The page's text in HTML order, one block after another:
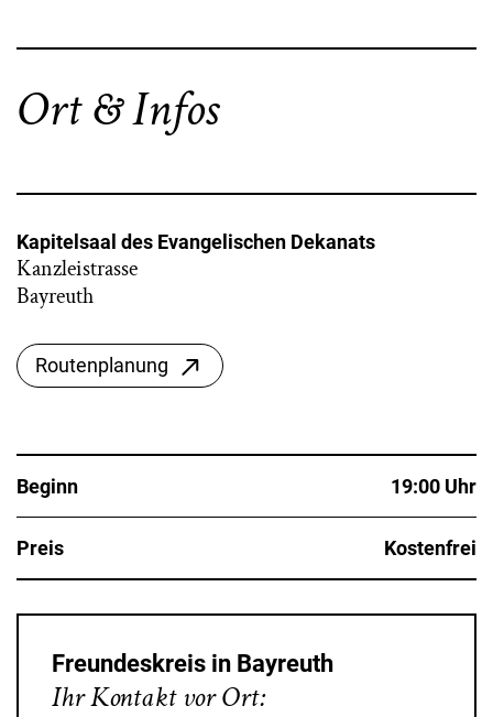
Ort & Infos
Kapitelsaal des Evangelischen Dekanats
Kanzleistrasse
Bayreuth
Routenplanung
Beginn 19:00 Uhr
Preis Kostenfrei
Freundeskreis in Bayreuth
Ihr Kontakt vor Ort: